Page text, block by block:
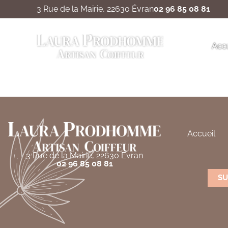
3 Rue de la Mairie, 22630 Évran02 96 85 08 81
Chignon
3 Rue de la Mairie, 22630 Évran
02 96 85 08 81
Accueil